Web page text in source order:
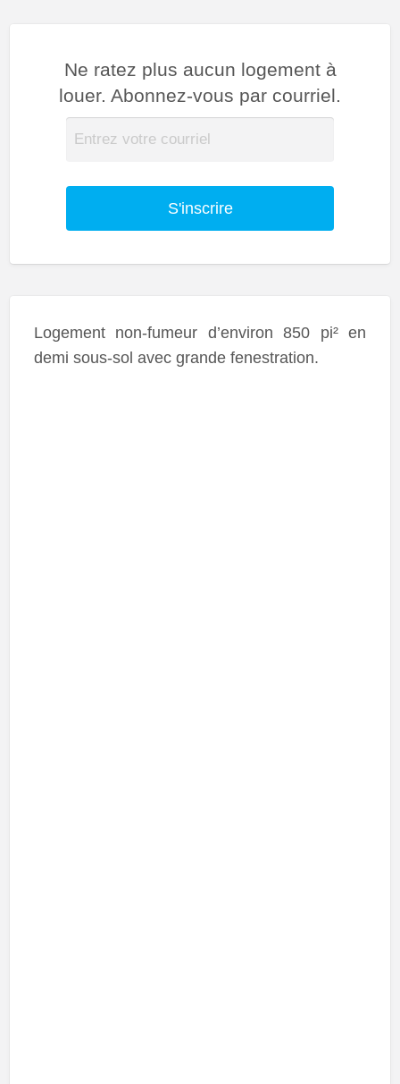
Ne ratez plus aucun logement à
louer. Abonnez-vous par courriel.
S'inscrire
Logement non-fumeur d’environ 850 pi² en
demi sous-sol avec grande fenestration.